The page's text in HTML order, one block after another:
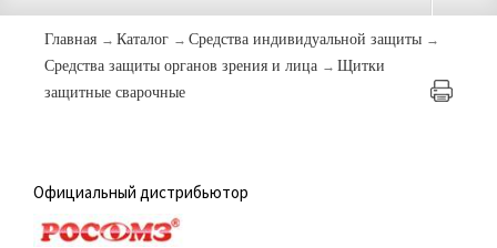
Главная → Каталог → Средства индивидуальной защиты →
Средства защиты органов зрения и лица → Щитки
защитные сварочные
Официальный дистрибьютор